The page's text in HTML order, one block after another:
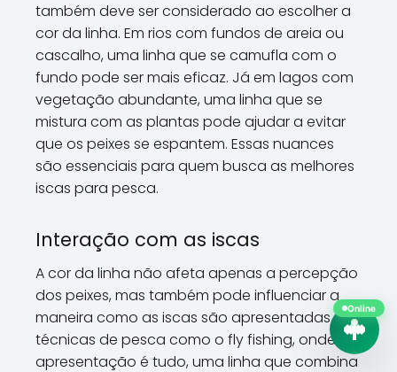
também deve ser considerado ao escolher a
cor da linha. Em rios com fundos de areia ou
cascalho, uma linha que se camufla com o
fundo pode ser mais eficaz. Já em lagos com
vegetação abundante, uma linha que se
mistura com as plantas pode ajudar a evitar
que os peixes se espantem. Essas nuances
são essenciais para quem busca as melhores
iscas para pesca.
Interação com as iscas
A cor da linha não afeta apenas a percepção
dos peixes, mas também pode influenciar a
maneira como as iscas são apresentadas. Em
técnicas de pesca como o fly fishing, onde a
apresentação é tudo, uma linha que combina
Online